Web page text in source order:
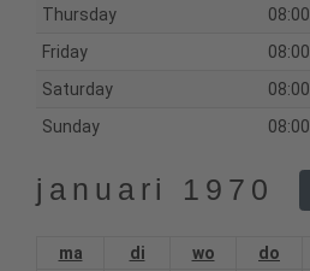
Thursday 08:00
Friday
08:00
Saturday
08:00
Sunday
08:00
januari 1970
ma di wo do